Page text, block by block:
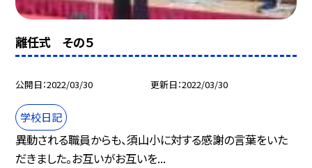
離任式 その５
公開日 2022/03/30 更新日 2022/03/30
学校日記
異動される職員からも、須山小に対する感謝の言葉をいた
だきました。お互いがお互いを...